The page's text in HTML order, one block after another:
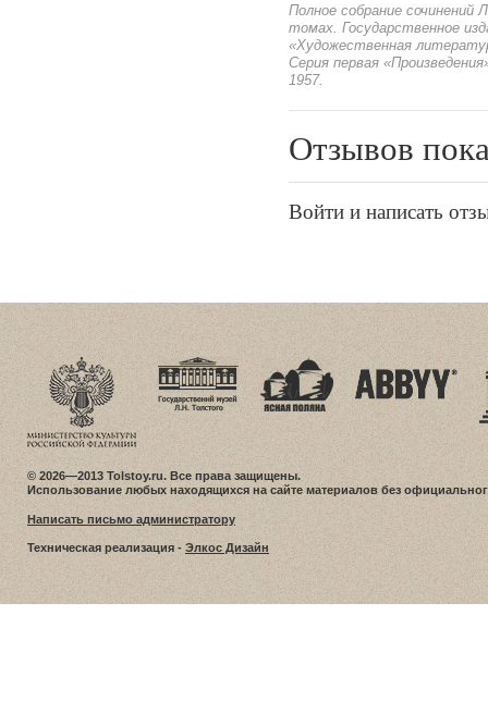
Полное собрание сочинений
томах. Государственное
«Художественная
Серия первая
1957.
Отзывов
Войти и написать
© 2026—2013 Tolstoy.ru. Все права защищены.
Использование любых находящихся на сайте материалов без
Написать письмо администратору
Техническая реализация - Элкос Дизайн